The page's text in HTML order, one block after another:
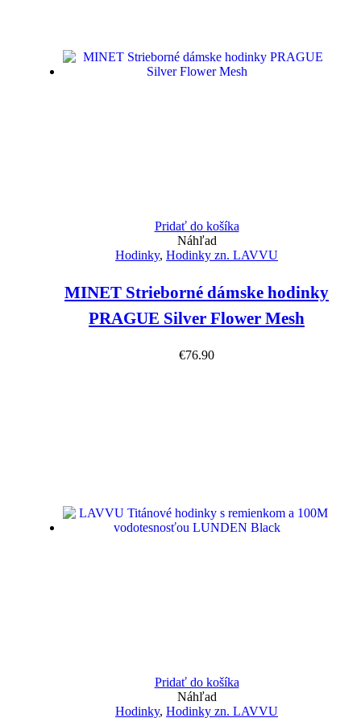
Pridať do košíka
Náhľad
Hodinky, Hodinky zn. LAVVU
MINET Strieborné dámske hodinky
PRAGUE Silver Flower Mesh
€76.90
Pridať do košíka
Náhľad
Hodinky, Hodinky zn. LAVVU